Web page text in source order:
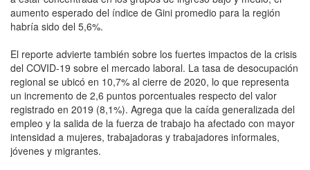
aumento esperado del índice de Gini promedio para la región
habría sido del 5,6%.
El reporte advierte también sobre los fuertes impactos de la crisis
del COVID-19 sobre el mercado laboral. La tasa de desocupación
regional se ubicó en 10,7% al cierre de 2020, lo que representa
un incremento de 2,6 puntos porcentuales respecto del valor
registrado en 2019 (8,1%). Agrega que la caída generalizada del
empleo y la salida de la fuerza de trabajo ha afectado con mayor
intensidad a mujeres, trabajadoras y trabajadores informales,
jóvenes y migrantes.